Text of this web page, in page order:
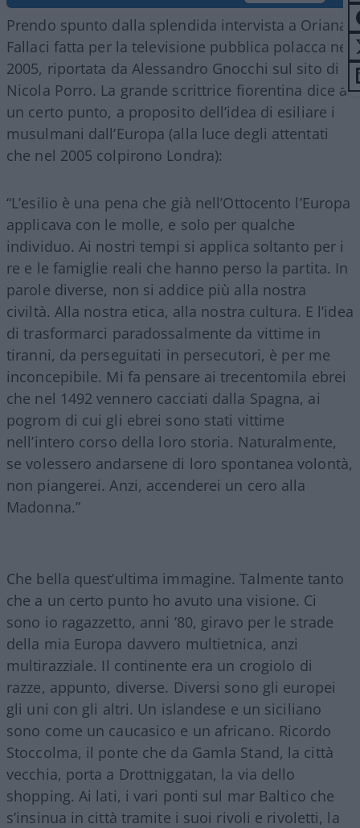
Prendo spunto dalla splendida intervista a Oriana
Fallaci fatta per la televisione pubblica polacca nel
2005, riportata da Alessandro Gnocchi sul sito di
Nicola Porro. La grande scrittrice fiorentina dice a
un certo punto, a proposito dell’idea di esiliare i
musulmani dall’Europa (alla luce degli attentati
che nel 2005 colpirono Londra):
“L’esilio è una pena che già nell’Ottocento l’Europa
applicava con le molle, e solo per qualche
individuo. Ai nostri tempi si applica soltanto per i
re e le famiglie reali che hanno perso la partita. In
parole diverse, non si addice più alla nostra
civiltà. Alla nostra etica, alla nostra cultura. E l’idea
di trasformarci paradossalmente da vittime in
tiranni, da perseguitati in persecutori, è per me
inconcepibile. Mi fa pensare ai trecentomila ebrei
che nel 1492 vennero cacciati dalla Spagna, ai
pogrom di cui gli ebrei sono stati vittime
nell’intero corso della loro storia. Naturalmente,
se volessero andarsene di loro spontanea volontà,
non piangerei. Anzi, accenderei un cero alla
Madonna.”
Che bella quest’ultima immagine. Talmente tanto
che a un certo punto ho avuto una visione. Ci
sono io ragazzetto, anni ’80, giravo per le strade
della mia Europa davvero multietnica, anzi
multirazziale. Il continente era un crogiolo di
razze, appunto, diverse. Diversi sono gli europei
gli uni con gli altri. Un islandese e un siciliano
sono come un caucasico e un africano. Ricordo
Stoccolma, il ponte che da Gamla Stand, la città
vecchia, porta a Drottniggatan, la via dello
shopping. Ai lati, i vari ponti sul mar Baltico che
s’insinua in città tramite i suoi rivoli e rivoletti, la